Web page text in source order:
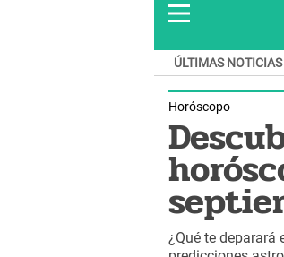
ÚLTIMAS NOTICIAS
Horóscopo
¿Qué te deparará